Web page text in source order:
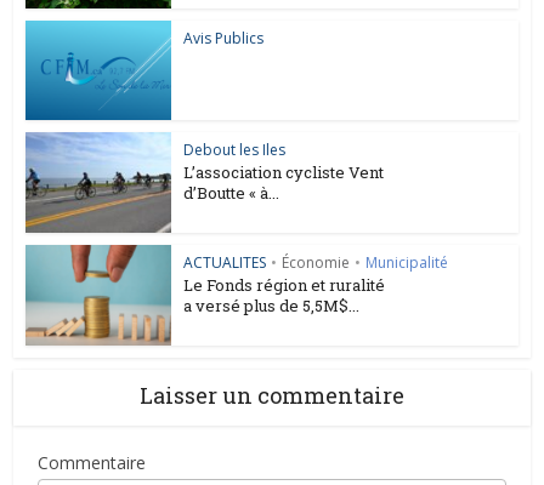
Avis Publics
Debout les Iles
L’association cycliste Vent
d’Boutte « à...
ACTUALITES • Économie • Municipalité
Le Fonds région et ruralité
a versé plus de 5,5M$...
Laisser un commentaire
Commentaire